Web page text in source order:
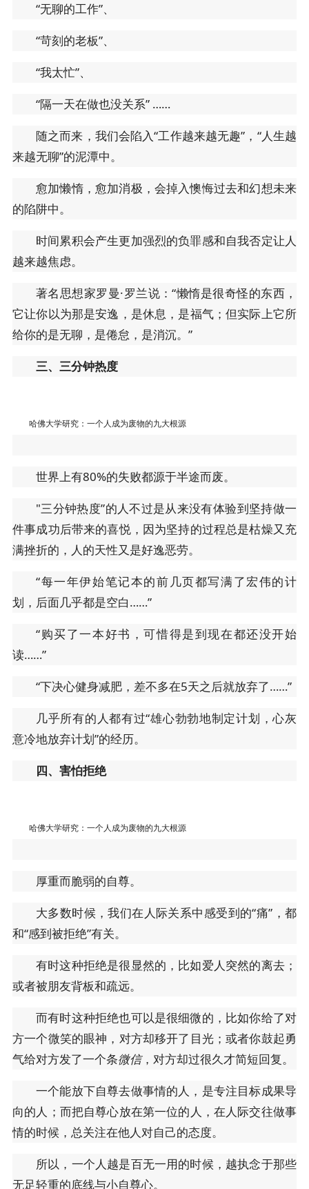
“无聊的工作”、
“苛刻的老板”、
“我太忙”、
“隔一天在做也没关系” ……
随之而来，我们会陷入“工作越来越无趣”，“人生越
来越无聊”的泥潭中。
愈加懒惰，愈加消极，会掉入懊悔过去和幻想未来
的陷阱中。
时间累积会产生更加强烈的负罪感和自我否定让人
越来越焦虑。
著名思想家罗曼·罗兰说：“懒惰是很奇怪的东西，
它让你以为那是安逸，是休息，是福气；但实际上它所
给你的是无聊，是倦怠，是消沉。”
三、三分钟热度
哈佛大学研究：一个人成为废物的九大根源
世界上有80%的失败都源于半途而废。
"三分钟热度”的人不过是从来没有体验到坚持做一
件事成功后带来的喜悦，因为坚持的过程总是枯燥又充
满挫折的，人的天性又是好逸恶劳。
“每一年伊始笔记本的前几页都写满了宏伟的计
划，后面几乎都是空白……”
“购买了一本好书，可惜得是到现在都还没开始
读……”
“下决心健身减肥，差不多在5天之后就放弃了……”
几乎所有的人都有过“雄心勃勃地制定计划，心灰
意冷地放弃计划”的经历。
四、害怕拒绝
哈佛大学研究：一个人成为废物的九大根源
厚重而脆弱的自尊。
大多数时候，我们在人际关系中感受到的“痛”，都
和“感到被拒绝”有关。
有时这种拒绝是很显然的，比如爱人突然的离去；
或者被朋友背板和疏远。
而有时这种拒绝也可以是很细微的，比如你给了对
方一个微笑的眼神，对方却移开了目光；或者你鼓起勇
气给对方发了一个条微信，对方却过很久才简短回复。
一个能放下自尊去做事情的人，是专注目标成果导
向的人；而把自尊心放在第一位的人，在人际交往做事
情的时候，总关注在他人对自己的态度。
所以，一个人越是百无一用的时候，越执念于那些
无足轻重的底线与小自尊心。